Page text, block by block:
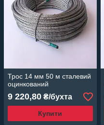
Трос 14 мм 50 м сталевий
оцинкований
9 220,80 ₴/бухта
Купити